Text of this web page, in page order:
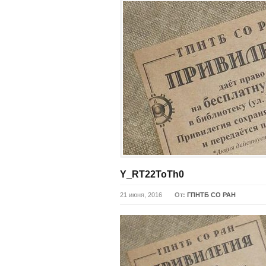
Y_RT22ToTh0
21 июня, 2016 От: ГПНТБ СО РАН